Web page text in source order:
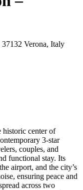
Verona, Italy
historic center of
3-star
couples, and
functional stay. Its
airport, and the city’s
ensuring peace and
across two